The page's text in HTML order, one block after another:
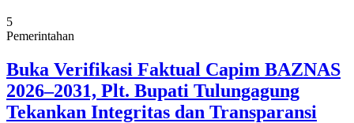
5
Pemerintahan
Buka Verifikasi Faktual Capim BAZNAS
2026–2031, Plt. Bupati Tulungagung
Tekankan Integritas dan Transparansi